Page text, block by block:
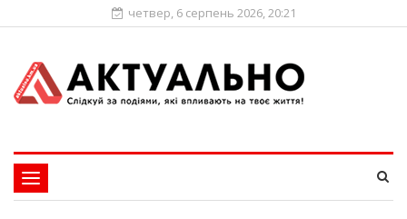
четвер, 6 серпень 2026, 20:21
Toggle
navigation